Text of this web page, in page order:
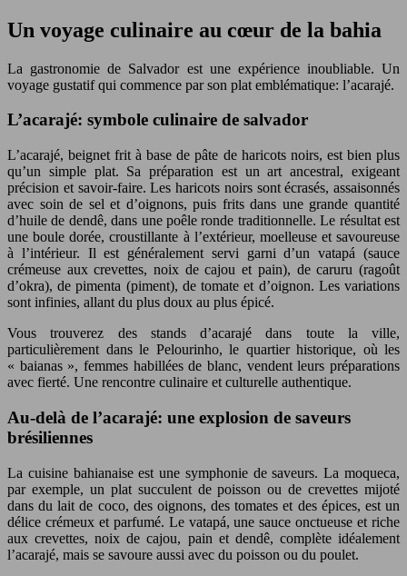
Un voyage culinaire au cœur de la bahia
La gastronomie de Salvador est une expérience inoubliable. Un
voyage gustatif qui commence par son plat emblématique: l’acarajé.
L’acarajé: symbole culinaire de salvador
L’acarajé, beignet frit à base de pâte de haricots noirs, est bien plus
qu’un simple plat. Sa préparation est un art ancestral, exigeant
précision et savoir-faire. Les haricots noirs sont écrasés, assaisonnés
avec soin de sel et d’oignons, puis frits dans une grande quantité
d’huile de dendê, dans une poêle ronde traditionnelle. Le résultat est
une boule dorée, croustillante à l’extérieur, moelleuse et savoureuse
à l’intérieur. Il est généralement servi garni d’un vatapá (sauce
crémeuse aux crevettes, noix de cajou et pain), de caruru (ragoût
d’okra), de pimenta (piment), de tomate et d’oignon. Les variations
sont infinies, allant du plus doux au plus épicé.
Vous trouverez des stands d’acarajé dans toute la ville,
particulièrement dans le Pelourinho, le quartier historique, où les
« baianas », femmes habillées de blanc, vendent leurs préparations
avec fierté. Une rencontre culinaire et culturelle authentique.
Au-delà de l’acarajé: une explosion de saveurs
brésiliennes
La cuisine bahianaise est une symphonie de saveurs. La moqueca,
par exemple, un plat succulent de poisson ou de crevettes mijoté
dans du lait de coco, des oignons, des tomates et des épices, est un
délice crémeux et parfumé. Le vatapá, une sauce onctueuse et riche
aux crevettes, noix de cajou, pain et dendê, complète idéalement
l’acarajé, mais se savoure aussi avec du poisson ou du poulet.